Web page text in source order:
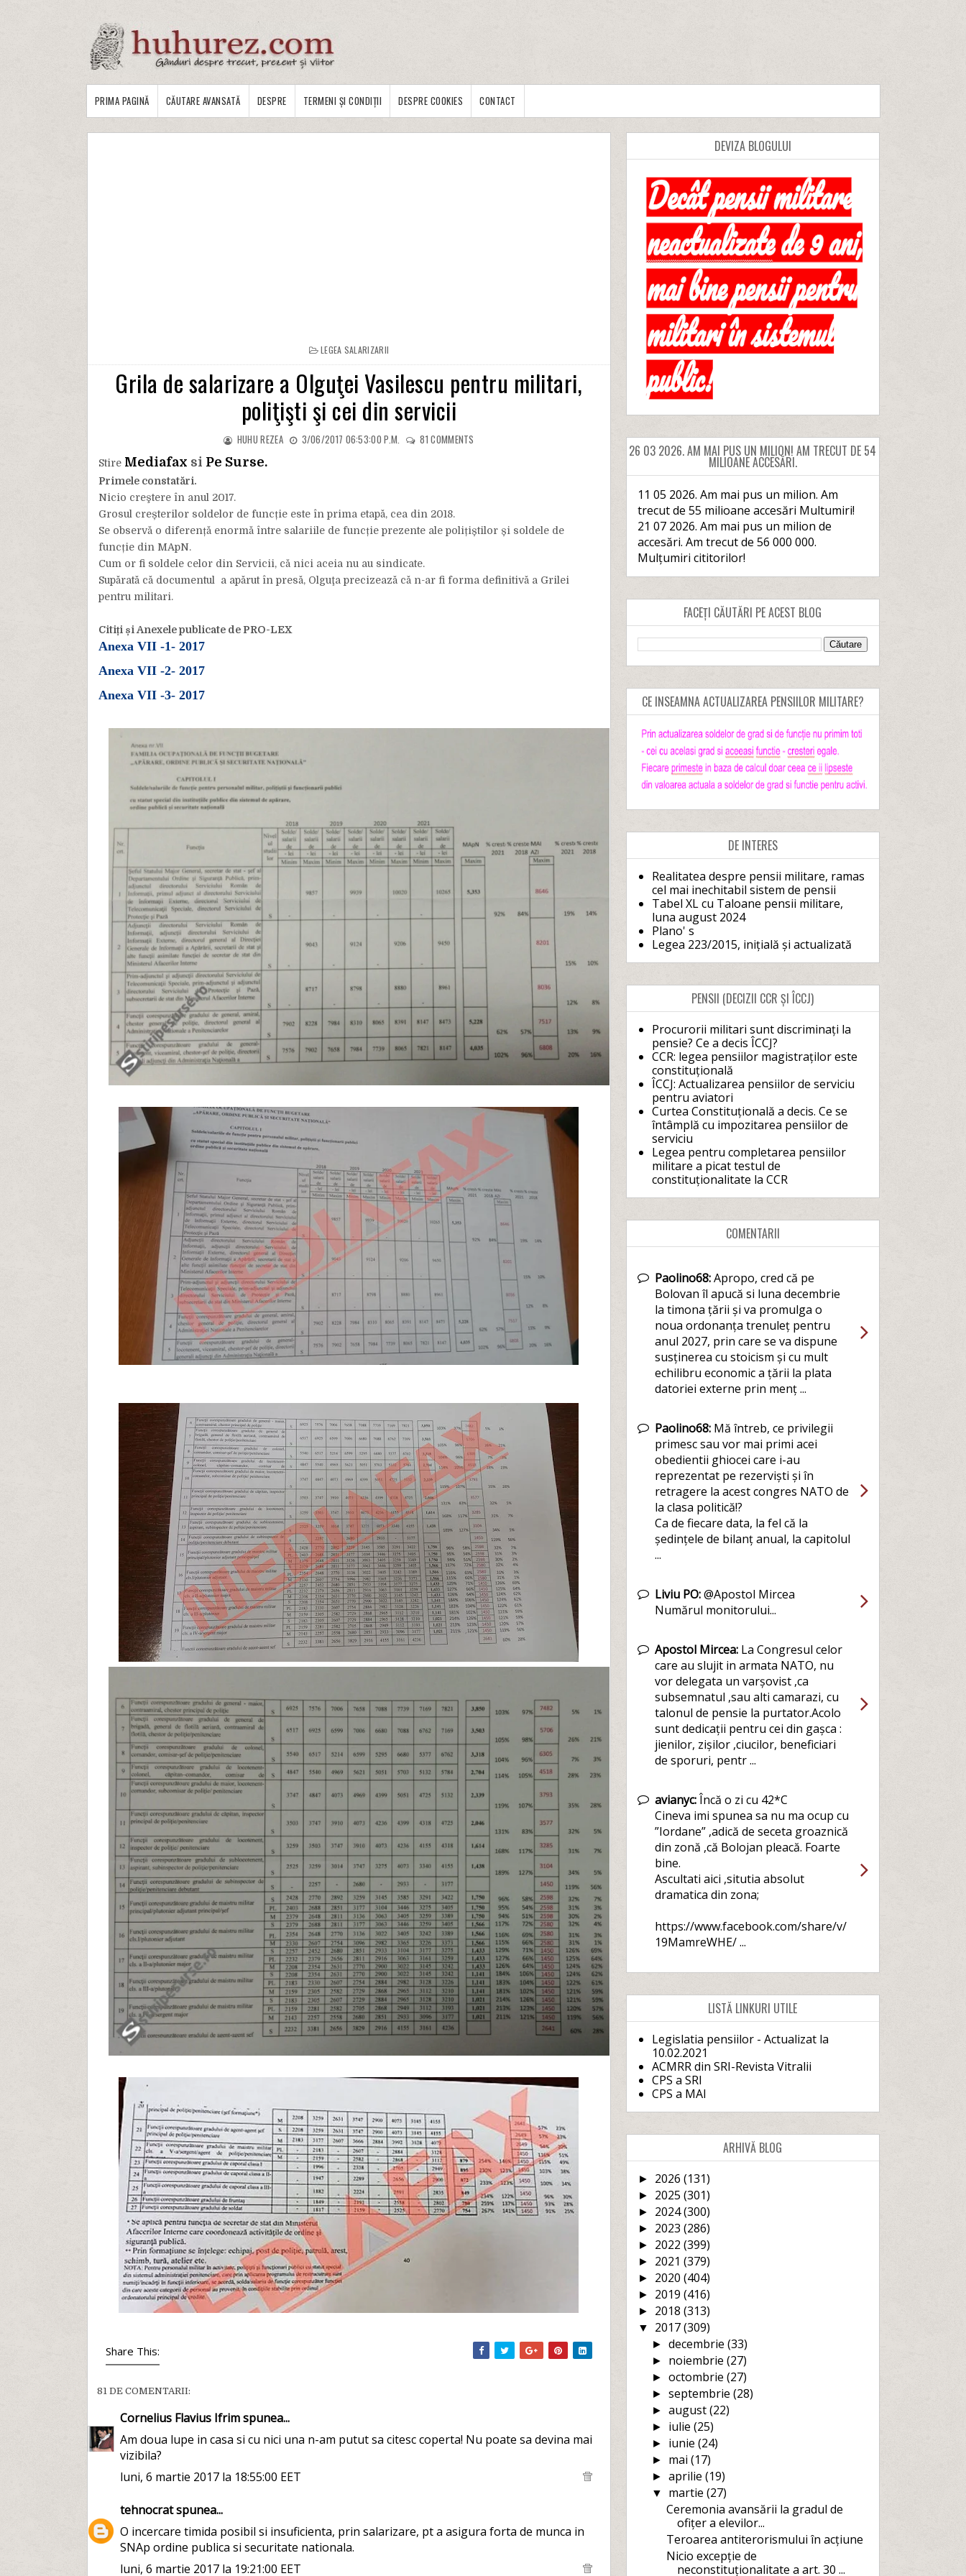
PRIMA PAGINĂ CĂUTARE AVANSATĂ DESPRE TERMENI ȘI CONDIȚII DESPRE COOKIES CONTACT
LEGEA SALARIZARII
Grila de salarizare a Olguţei Vasilescu pentru militari,
poliţişti şi cei din servicii
HUHU REZEA 3/06/2017 06:53:00 P.M. 81 COMMENTS
Stire Mediafax si Pe Surse.
Primele constatări.
Nicio creştere în anul 2017.
Grosul creșterilor soldelor de funcție este în prima etapă, cea din 2018.
Se observă o diferență enormă între salariile de funcție prezente ale polițiștilor și soldele de
funcție din MApN.
Cum or fi soldele celor din Servicii, că nici aceia nu au sindicate.
Supărată că documentul a apărut în presă, Olguţa precizează că n-ar fi forma definitivă a Grilei
pentru militari.
Citiți și Anexele publicate de PRO-LEX
Anexa VII -1- 2017
Anexa VII -2- 2017
Anexa VII -3- 2017
Share This:
81 DE COMENTARII:
Cornelius Flavius Ifrimspunea...
Am doua lupe in casa si cu nici una n-am putut sa citesc coperta! Nu poate sa devina mai
vizibila?
luni, 6 martie 2017 la 18:55:00 EET
tehnocratspunea...
O incercare timida posibil si insuficienta, prin salarizare, pt a asigura forta de munca in
SNAp ordine publica si securitate nationala.
luni, 6 martie 2017 la 19:21:00 EET
DEVIZA BLOGULUI
26 03 2026. AM MAI PUS UN MILION! AM TRECUT DE 54
MILIOANE ACCESĂRI.
11 05 2026. Am mai pus un milion. Am
trecut de 55 milioane accesări Multumiri!
21 07 2026. Am mai pus un milion de
accesări. Am trecut de 56 000 000.
Mulțumiri cititorilor!
FACEȚI CĂUTĂRI PE ACEST BLOG
CE INSEAMNA ACTUALIZAREA PENSIILOR MILITARE?
DE INTERES
Realitatea despre pensii militare, ramas
cel mai inechitabil sistem de pensii
Tabel XL cu Taloane pensii militare,
luna august 2024
Plano' s
Legea 223/2015, inițială și actualizată
PENSII (DECIZII CCR ȘI ÎCCJ)
Procurorii militari sunt discriminați la
pensie? Ce a decis ÎCCJ?
CCR: legea pensiilor magistraților este
constituțională
ÎCCJ: Actualizarea pensiilor de serviciu
pentru aviatori
Curtea Constituțională a decis. Ce se
întâmplă cu impozitarea pensiilor de
serviciu
Legea pentru completarea pensiilor
militare a picat testul de
constituționalitate la CCR
COMENTARII
Paolino68:Apropo, cred că pe
Bolovan îl apucă si luna decembrie
la timona țării și va promulga o
noua ordonanța trenuleț pentru
anul 2027, prin care se va dispune
susținerea cu stoicism și cu mult
echilibru economic a țării la plata
datoriei externe prin menț ...
Paolino68:Mă întreb, ce privilegii
primesc sau vor mai primi acei
obedientii ghiocei care i-au
reprezentat pe rezerviști și în
retragere la acest congres NATO de
la clasa politică!?
Ca de fiecare data, la fel că la
ședințele de bilanț anual, la capitolul
...
Liviu PO:@Apostol Mircea
Numărul monitorului...
Apostol Mircea:La Congresul celor
care au slujit in armata NATO, nu
vor delegata un varșovist ,ca
subsemnatul ,sau alti camarazi, cu
talonul de pensie la purtator.Acolo
sunt dedicații pentru cei din gașca :
jienilor, zișilor ,ciucilor, beneficiari
de sporuri, pentr ...
avianyc:Încă o zi cu 42*C
Cineva imi spunea sa nu ma ocup cu
”Iordane” ,adică de seceta groaznică
din zonă ,că Bolojan pleacă. Foarte
bine.
Ascultati aici ,situtia absolut
dramatica din zona;
https://www.facebook.com/share/v/
19MamreWHE/ ...
LISTĂ LINKURI UTILE
Legislatia pensiilor - Actualizat la
10.02.2021
ACMRR din SRI-Revista Vitralii
CPS a SRI
CPS a MAI
ARHIVĂ BLOG
► 2026 (131)
► 2025 (301)
► 2024(300)
► 2023 (286)
► 2022 (399)
► 2021 (379)
► 2020 (404)
► 2019 (416)
► 2018 (313)
▼ 2017(309)
► decembrie (33)
► noiembrie (27)
► octombrie (27)
► septembrie (28)
► august(22)
► iulie (25)
► iunie (24)
► mai (17)
► aprilie (19)
▼ martie (27)
Ceremonia avansării la gradul de
ofițer a elevilor...
Teroarea antiterorismului în acțiune
Nicio excepție de
neconstituționalitate a art. 30 ...